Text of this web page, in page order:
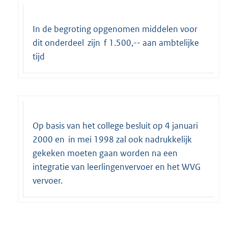
In de begroting opgenomen middelen voor
dit onderdeel zijn f 1.500,-- aan ambtelijke
tijd
Op basis van het college besluit op 4 januari
2000 en in mei 1998 zal ook nadrukkelijk
gekeken moeten gaan worden na een
integratie van leerlingenvervoer en het WVG
vervoer.